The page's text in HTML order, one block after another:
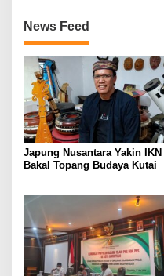
News Feed
Japung Nusantara Yakin IKN
Bakal Topang Budaya Kutai